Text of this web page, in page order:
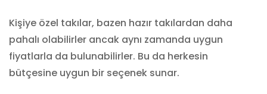
Kişiye özel takılar, bazen hazır takılardan daha
pahalı olabilirler ancak aynı zamanda uygun
fiyatlarla da bulunabilirler. Bu da herkesin
bütçesine uygun bir seçenek sunar.